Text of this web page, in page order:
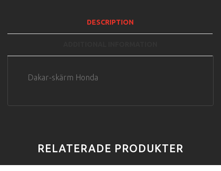
DESCRIPTION
Dakar-skärm Honda
RELATERADE PRODUKTER